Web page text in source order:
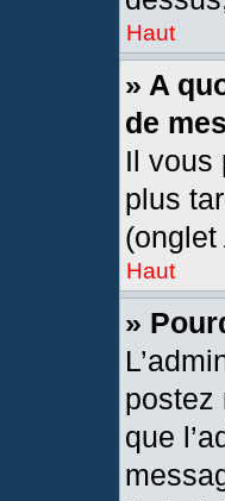
Haut
» A
de
Il vous
plus
(onglet
Haut
»
postez
que